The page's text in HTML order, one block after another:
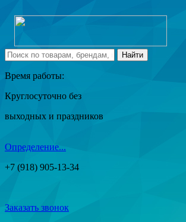
Время работы:
Круглосуточно без
выходных и праздников
Определение...
+7 (918) 905-13-34
Заказать звонок